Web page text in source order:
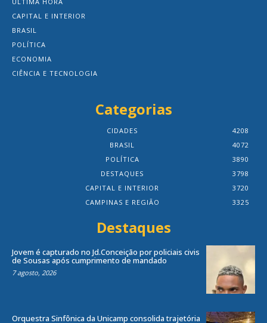
CAPITAL E INTERIOR
BRASIL
POLÍTICA
ECONOMIA
CIÊNCIA E TECNOLOGIA
Categorias
CIDADES
4208
BRASIL
4072
POLÍTICA
3890
DESTAQUES
3798
CAPITAL E INTERIOR
3720
CAMPINAS E REGIÃO
3325
Destaques
Jovem é capturado no Jd.Conceição por policiais civis
de Sousas após cumprimento de mandado
7 agosto, 2026
Orquestra Sinfônica da Unicamp consolida trajetória